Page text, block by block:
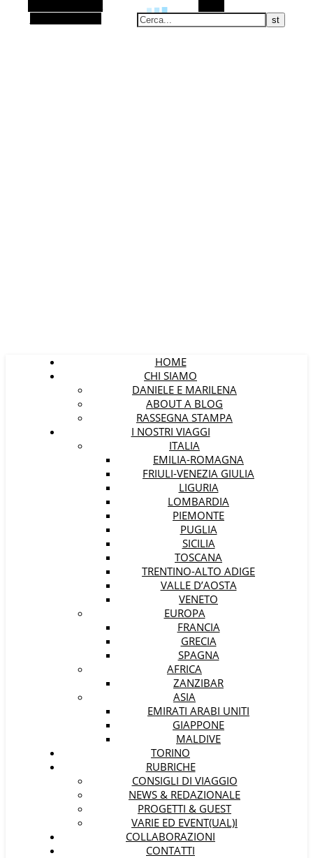
HOME
CHI SIAMO
DANIELE E MARILENA
ABOUT A BLOG
RASSEGNA STAMPA
I NOSTRI VIAGGI
ITALIA
EMILIA-ROMAGNA
FRIULI-VENEZIA GIULIA
LIGURIA
LOMBARDIA
PIEMONTE
PUGLIA
SICILIA
TOSCANA
TRENTINO-ALTO ADIGE
VALLE D’AOSTA
VENETO
EUROPA
FRANCIA
GRECIA
SPAGNA
AFRICA
ZANZIBAR
ASIA
EMIRATI ARABI UNITI
GIAPPONE
MALDIVE
TORINO
RUBRICHE
CONSIGLI DI VIAGGIO
NEWS & REDAZIONALE
PROGETTI & GUEST
VARIE ED EVENT(UAL)I
COLLABORAZIONI
CONTATTI